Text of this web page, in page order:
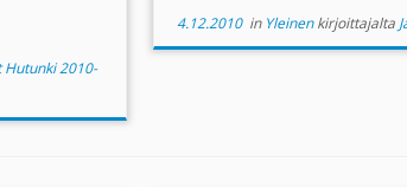
Hutunki 2010-
4.12.2010in Yleinenkirjoittajalta